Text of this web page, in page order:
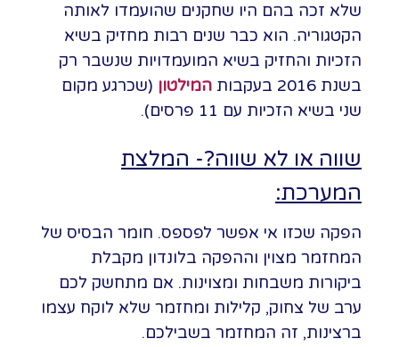
שלא זכה בהם היו שחקנים שהועמדו לאותה
הקטגוריה. הוא כבר שנים רבות מחזיק בשיא
הזכיות והחזיק בשיא המועמדויות שנשבר רק
בשנת 2016 בעקבות
המילטון (שכרגע מקום
שני בשיא הזכיות עם 11 פרסים).
שווה או לא שווה?- המלצת
המערכת:
הפקה שכזו אי אפשר לפספס. חומר הבסיס של
המחזמר מצוין וההפקה בלונדון מקבלת
ביקורות משבחות ומצוינות. אם מתחשק לכם
ערב של צחוק, קלילות ומחזמר שלא לוקח עצמו
ברצינות, זה המחזמר בשבילכם.